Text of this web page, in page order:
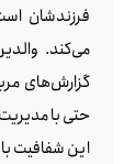
فرزندشان
می‌کند.
گزارش‌های
حتی با
این شفافیت